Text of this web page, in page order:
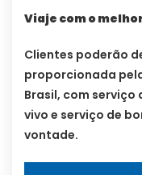
Viaje com o
Clientes poderão
proporcionada
Brasil, com
vivo e serviço de
vontade.